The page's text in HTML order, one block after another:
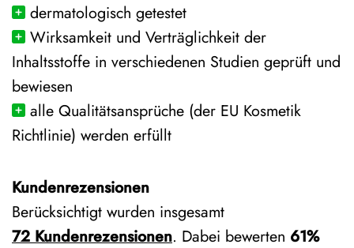
dermatologisch getestet
Wirksamkeit und Verträglichkeit der
Inhaltsstoffe in verschiedenen Studien geprüft und
bewiesen
alle Qualitätsansprüche (der EU Kosmetik
Richtlinie) werden erfüllt
Kundenrezensionen
Berücksichtigt wurden insgesamt
72 Kundenrezensionen. Dabei bewerten 61%